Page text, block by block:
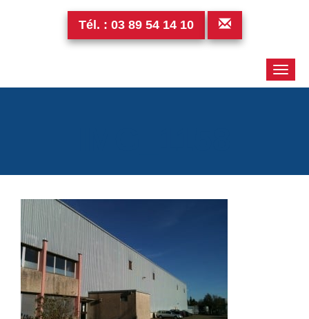
Tél. : 03 89 54 14 10
Toggle